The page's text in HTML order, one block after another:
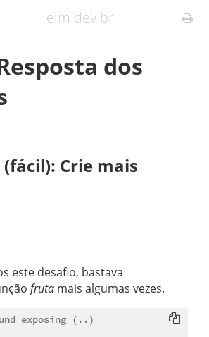
elm dev br
dos
(fácil): Crie mais
este desafio, bastava
fruta mais algumas vezes.
exposing (..)